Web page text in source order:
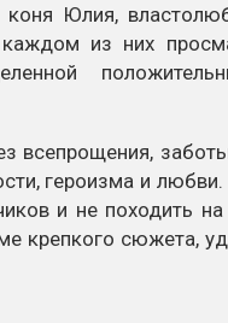
Юлия,
из них
всепрощения,
героизма и
и не походить
крепкого сюжета,